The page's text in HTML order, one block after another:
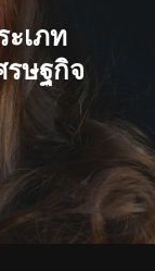
ะเภท
รษฐกิจ